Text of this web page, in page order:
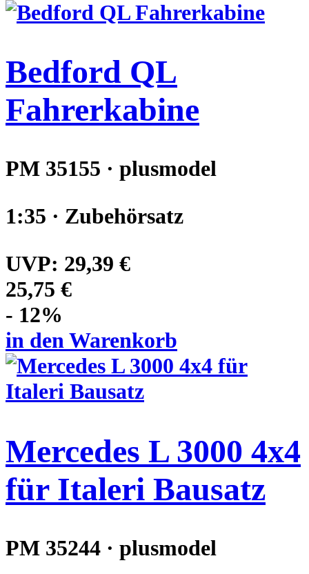
Bedford QL
Fahrerkabine
PM 35155 · plusmodel
1:35 · Zubehörsatz
UVP: 29,39 €
25,75 €
- 12%
in den Warenkorb
Mercedes L 3000 4x4
für Italeri Bausatz
PM 35244 · plusmodel